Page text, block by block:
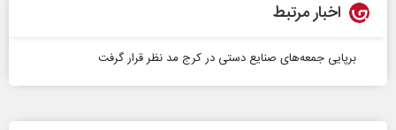
اخبار مرتبط
برپایی جمعه‌های صنایع دستی در کرج مد نظر قرار گرفت